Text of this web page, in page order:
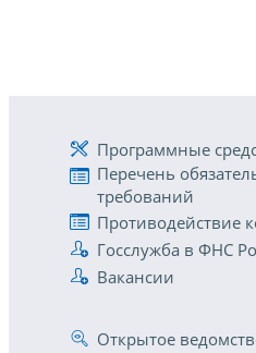
Программные
Перечень
требований
Противодействие
Госслужба в ФНС
Вакансии
Открытое